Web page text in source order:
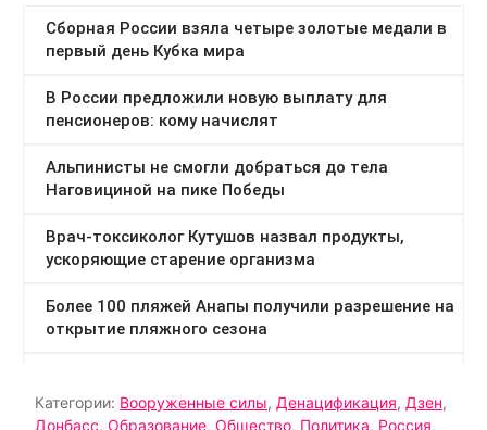
Категории: Вооруженные силы, Денацификация, Дзен,
Донбасс, Образование, Общество, Политика, Россия,